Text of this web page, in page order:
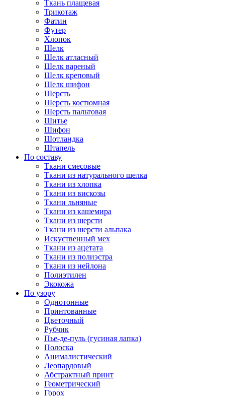
Ткань плащевая
Трикотаж
Фатин
Футер
Хлопок
Шелк
Шелк атласный
Шелк вареный
Шелк креповый
Шелк шифон
Шерсть
Шерсть костюмная
Шерсть пальтовая
Шитье
Шифон
Шотландка
Штапель
По составу
Ткани смесовые
Ткани из натурального шелка
Ткани из хлопка
Ткани из вискозы
Ткани льняные
Ткани из кашемира
Ткани из шерсти
Ткани из шерсти альпака
Искуственный мех
Ткани из ацетата
Ткани из полиэстра
Ткани из нейлона
Полиэтилен
Экокожа
По узору
Однотонные
Принтованные
Цветочный
Рубчик
Пье-де-пуль (гусиная лапка)
Полоска
Анималистический
Леопардовый
Абстрактный принт
Геометрический
Горох